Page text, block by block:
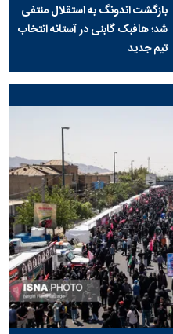
بازگشت اندونگ به استقلال منتفی
شد؛ هافبک گابنی در آستانه انتخاب
تیم جدید